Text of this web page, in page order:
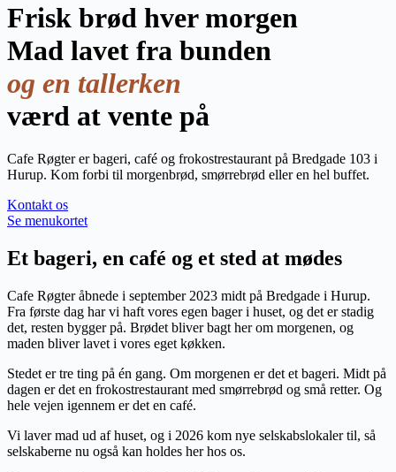
Frisk brød hver morgen
Mad lavet fra bunden
og en tallerken
værd at vente på
Cafe Røgter er bageri, café og frokostrestaurant på Bredgade 103 i
Hurup. Kom forbi til morgenbrød, smørrebrød eller en hel buffet.
Kontakt os
Se menukortet
Et bageri, en café og et sted at mødes
Cafe Røgter åbnede i september 2023 midt på Bredgade i Hurup.
Fra første dag har vi haft vores egen bager i huset, og det er stadig
det, resten bygger på. Brødet bliver bagt her om morgenen, og
maden bliver lavet i vores eget køkken.
Stedet er tre ting på én gang. Om morgenen er det et bageri. Midt på
dagen er det en frokostrestaurant med smørrebrød og små retter. Og
hele vejen igennem er det en café.
Vi laver mad ud af huset, og i 2026 kom nye selskabslokaler til, så
selskaberne nu også kan holdes her hos os.